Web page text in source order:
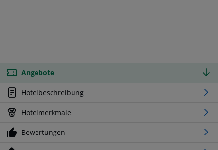
Angebote
Hotelbeschreibung
Hotelmerkmale
Bewertungen